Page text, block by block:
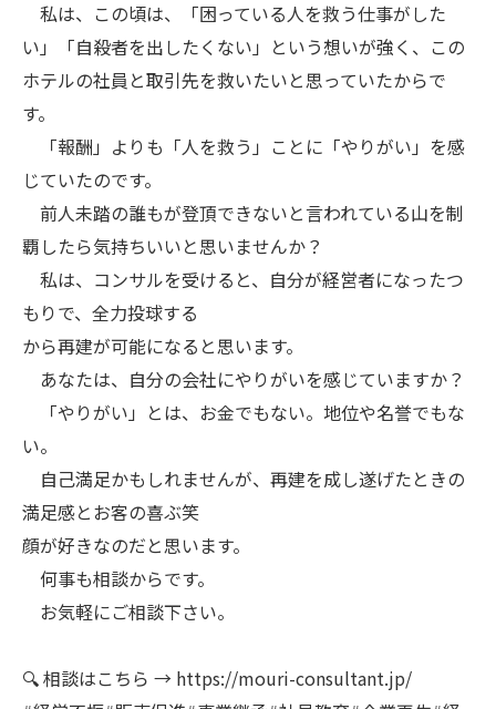
私は、この頃は、「困っている人を救う仕事がした
い」「自殺者を出したくない」という想いが強く、この
ホテルの社員と取引先を救いたいと思っていたからで
す。
「報酬」よりも「人を救う」ことに「やりがい」を感
じていたのです。
前人未踏の誰もが登頂できないと言われている山を制
覇したら気持ちいいと思いませんか？
私は、コンサルを受けると、自分が経営者になったつ
もりで、全力投球する
から再建が可能になると思います。
あなたは、自分の会社にやりがいを感じていますか？
「やりがい」とは、お金でもない。地位や名誉でもな
い。
自己満足かもしれませんが、再建を成し遂げたときの
満足感とお客の喜ぶ笑
顔が好きなのだと思います。
何事も相談からです。
お気軽にご相談下さい。
🔍 相談はこちら → https://mouri-consultant.jp/